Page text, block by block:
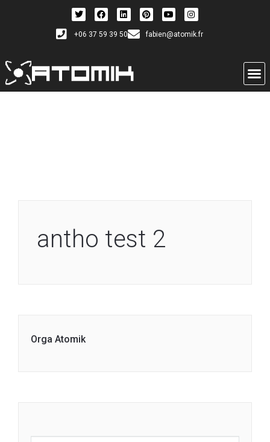
+06 37 59 39 50 fabien@atomik.fr
antho test 2
Orga Atomik